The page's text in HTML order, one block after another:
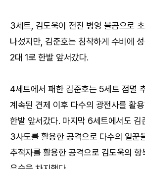
3세트, 김도욱이 전진 병영 불곰으로 초
나섰지만, 김준호는 침착하게 수비에
2대 1로 한발 앞서갔다.
4세트에서 패한 김준호는 5세트 점멸
계속된 견제 이후 다수의 광전사를 활
한발 앞서갔다. 마지막 6세트에서도 김
3사도를 활용한 공격으로 다수의 일꾼
추적자를 활용한 공격으로 김도욱의 항